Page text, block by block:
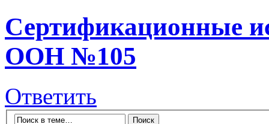
Сертификационные
ООН №105
Ответить